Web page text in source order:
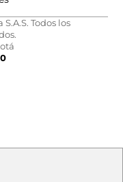
Todos los